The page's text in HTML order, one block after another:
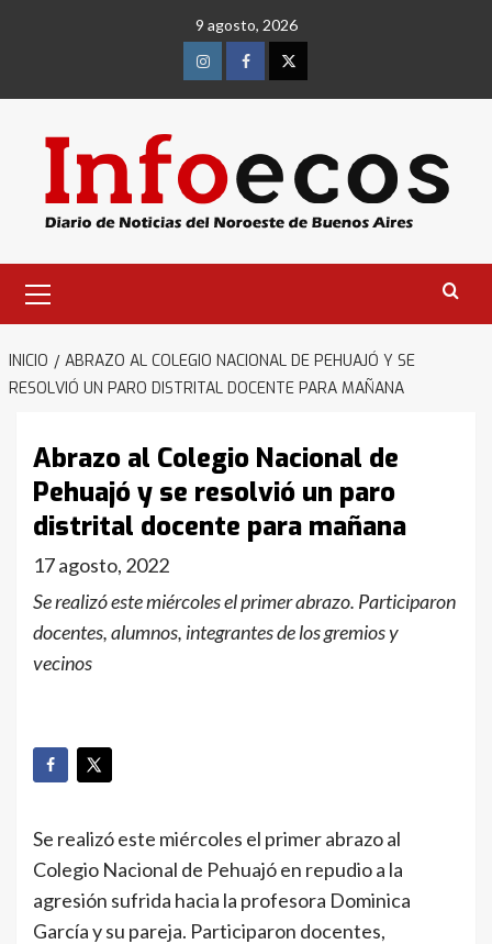
9 agosto, 2026
InstagramFacebookTwitter
primario
INICIO
ABRAZO AL COLEGIO NACIONAL DE PEHUAJÓ Y SE
RESOLVIÓ UN PARO DISTRITAL DOCENTE PARA MAÑANA
Abrazo al Colegio Nacional de
Pehuajó y se resolvió un paro
distrital docente para mañana
17 agosto, 2022
Se realizó este miércoles el primer abrazo. Participaron
docentes, alumnos, integrantes de los gremios y
vecinos
Se realizó este miércoles el primer abrazo al
Colegio Nacional de Pehuajó en repudio a la
agresión sufrida hacia la profesora Dominica
García y su pareja. Participaron docentes,